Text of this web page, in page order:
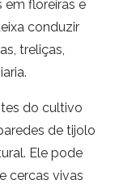
em floreiras e
conduzir
treliças,
do cultivo
de tijolo
Ele pode
cercas vivas